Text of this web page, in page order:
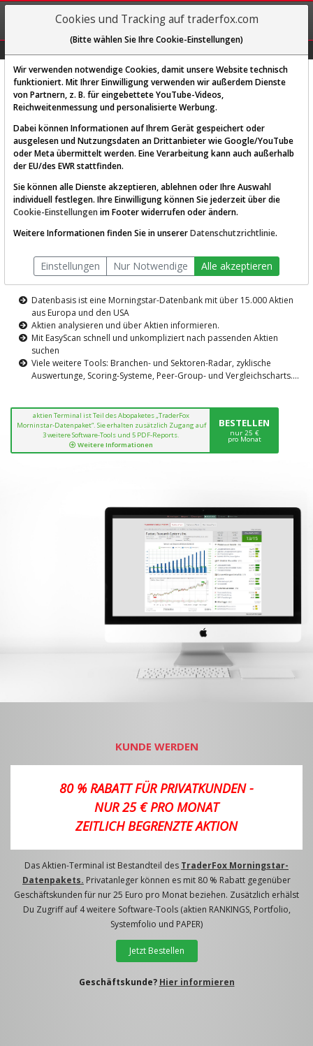
REGIS-
TRIEREN
Diese Funktion ist nur für
AKTIEN-TERMINAL
Die Aktienanalyse-Plattform von
TraderFox
Datenbasis ist eine Morningstar-Datenbank mit über 15.000 Aktien
aus Europa und den USA
Aktien analysieren und über Aktien informieren.
Mit EasyScan schnell und unkompliziert nach passenden Aktien
suchen
Viele weitere Tools: Branchen- und Sektoren-Radar, zyklische
Auswertunge, Scoring-Systeme, Peer-Group- und Vergleichscharts....
aktien Terminal ist Teil des Abopaketes „TraderFox
Morninstar-Datenpaket“. Sie erhalten zusätzlich Zugang auf
3 weitere Software-Tools und 5 PDF-Reports.
Weitere Informationen
BESTELLEN
nur 25 €
pro Monat
KUNDE WERDEN
80 % RABATT FÜR PRIVATKUNDEN -
NUR 25 € PRO MONAT
ZEITLICH BEGRENZTE AKTION
Das Aktien-Terminal ist Bestandteil des TraderFox Morningstar-
Datenpakets. Privatanleger können es mit 80 % Rabatt gegenüber
Geschäftskunden für nur 25 Euro pro Monat beziehen. Zusätzlich erhälst
Du Zugriff auf 4 weitere Software-Tools (aktien RANKINGS, Portfolio,
Systemfolio und PAPER)
Jetzt Bestellen
Geschäftskunde? Hier informieren
Cookies und Tracking auf traderfox.com
(Bitte wählen Sie Ihre Cookie-Einstellungen)
Wir verwenden notwendige Cookies, damit unsere Website technisch
funktioniert. Mit Ihrer Einwilligung verwenden wir außerdem Dienste
von Partnern, z. B. für eingebettete YouTube-Videos,
Reichweitenmessung und personalisierte Werbung.
Dabei können Informationen auf Ihrem Gerät gespeichert oder
ausgelesen und Nutzungsdaten an Drittanbieter wie Google/YouTube
oder Meta übermittelt werden. Eine Verarbeitung kann auch außerhalb
der EU/des EWR stattfinden.
Sie können alle Dienste akzeptieren, ablehnen oder Ihre Auswahl
individuell festlegen. Ihre Einwilligung können Sie jederzeit über die
Cookie-Einstellungen im Footer widerrufen oder ändern.
Weitere Informationen finden Sie in unsererDatenschutzrichtlinie.
Einstellungen Nur Notwendige Alle akzeptieren